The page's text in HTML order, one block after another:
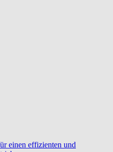
einen effizienten und